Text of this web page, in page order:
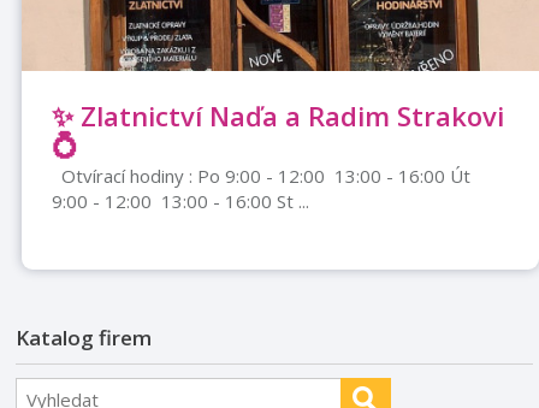
✨ Zlatnictví Naďa a Radim Strakovi
💍
Otvírací hodiny : Po 9:00 - 12:00 13:00 - 16:00 Út
9:00 - 12:00 13:00 - 16:00 St ...
Katalog firem